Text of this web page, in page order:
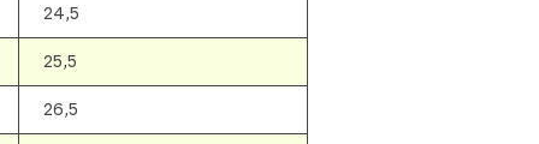
24,5
25,5
26,5